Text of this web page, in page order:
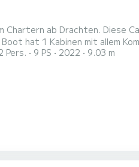
Chartern ab Drachten. Diese
sein, um einen
Pers. 9 PS 2022 9.03 m